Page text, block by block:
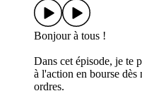
Bonjour à tous !
Dans cet épisode, je te
à l'action en bourse dès
ordres.